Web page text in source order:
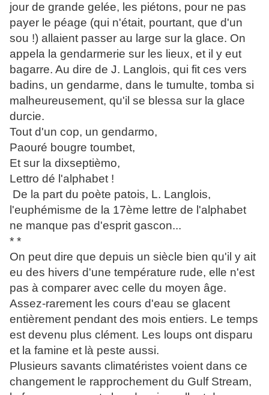
jour de grande gelée, les piétons, pour ne pas
payer le péage (qui n'était, pourtant, que d'un
sou !) allaient passer au large sur la glace. On
appela la gendarmerie sur les lieux, et il y eut
bagarre. Au dire de J. Langlois, qui fit ces vers
badins, un gendarme, dans le tumulte, tomba si
malheureusement, qu'il se blessa sur la glace
durcie.
Tout d'un cop, un gendarmo,
Paouré bougre toumbet,
Et sur la dixseptièmo,
Lettro dé l'alphabet !
De la part du poète patois, L. Langlois,
l'euphémisme de la 17ème lettre de l'alphabet
ne manque pas d'esprit gascon...
* *
On peut dire que depuis un siècle bien qu'il y ait
eu des hivers d'une température rude, elle n'est
pas à comparer avec celle du moyen âge.
Assez-rarement les cours d'eau se glacent
entièrement pendant des mois entiers. Le temps
est devenu plus clément. Les loups ont disparu
et la famine et là peste aussi.
Plusieurs savants climatéristes voient dans ce
changement le rapprochement du Gulf Stream,